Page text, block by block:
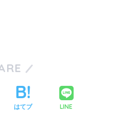
はてブ LINE